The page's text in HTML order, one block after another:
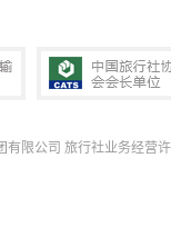
限公司 旅行社业务经营